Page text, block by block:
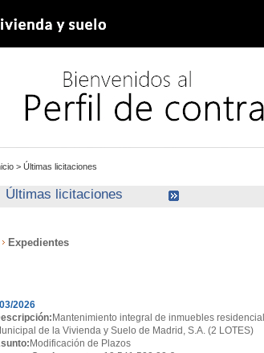
> Últimas licitaciones
Últimas licitaciones
Expedientes
2026
Mantenimiento integral de inmuebles
de la Vivienda y Suelo de Madrid, S.A. (2 LOTES)
Modificación de Plazos